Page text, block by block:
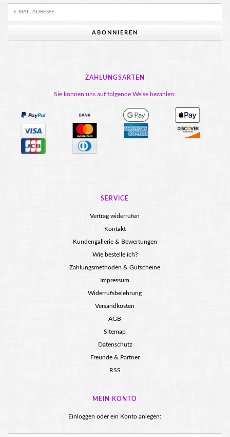
ABONNIEREN
ZAHLUNGSARTEN
Sie können uns auf folgende Weise bezahlen:
SERVICE
Vertrag widerrufen
Kontakt
Kundengallerie & Bewertungen
Wie bestelle ich?
Zahlungsmethoden & Gutscheine
Impressum
Widerrufsbelehrung
Versandkosten
AGB
Sitemap
Datenschutz
Freunde & Partner
RSS
MEIN KONTO
Einloggen oder ein Konto anlegen: